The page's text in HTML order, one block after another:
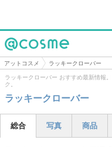
@cosme
アットコスメ ラッキークローバー
ラッキークローバー おすすめ最新情報
ク。
ラッキークローバー
総合 写真 商品